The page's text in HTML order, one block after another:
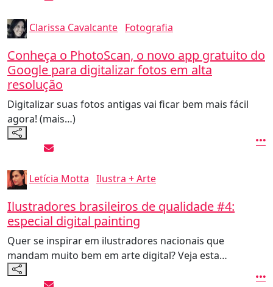
Clarissa Cavalcante Fotografia
Conheça o PhotoScan, o novo app gratuito do
Google para digitalizar fotos em alta
resolução
Digitalizar suas fotos antigas vai ficar bem mais fácil
agora! (mais…)
Letícia Motta Ilustra + Arte
Ilustradores brasileiros de qualidade #4:
especial digital painting
Quer se inspirar em ilustradores nacionais que
mandam muito bem em arte digital? Veja esta…